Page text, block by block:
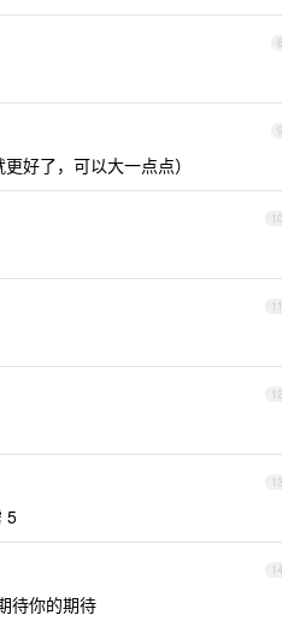
8
9
好了，可以大一点点）
10
11
12
13
5
14
待你的期待